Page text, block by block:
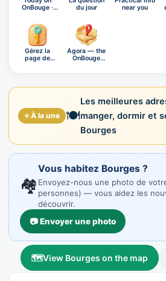
OnBouge ·
du jour
near you
Gérez la
page de
Ágora — the
OnBouge
⭐ À la une 🍽️
Les meilleures
manger, dormir et
Bourges
🏘️
Vous habitez Bourges ?
Envoyez-nous une photo de
personnes) — vous aidez les
découvrir.
📷 Envoyer une photo
🗺️View Bourges on the map